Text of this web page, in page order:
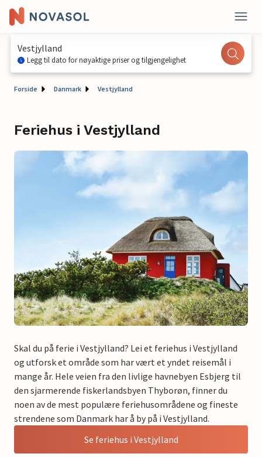
Vestjylland
Legg til dato for nøyaktige priser og tilgjengelighet
Forside Danmark Vestjylland
Feriehus i Vestjylland
Skal du på ferie i Vestjylland? Lei et feriehus i Vestjylland
og utforsk et område som har vært et yndet reisemål i
mange år. Hele veien fra den livlige havnebyen Esbjerg til
den sjarmerende fiskerlandsbyen Thyborøn, finner du
noen av de mest populære feriehusområdene og fineste
strendene som Danmark har å by på i Vestjylland.
Se feriehus i Vestjylland